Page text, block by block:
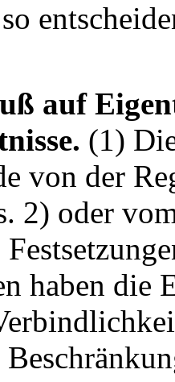
auf
(1)
von der
2) oder
haben die